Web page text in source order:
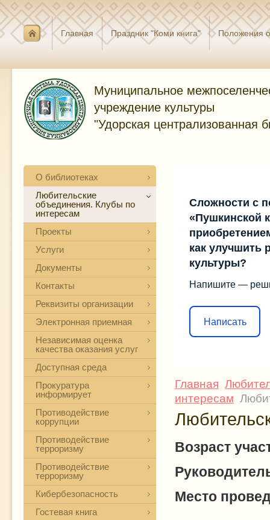
Главная Праздник "Коми книга" Положения
Муниципальное
учреждение культуры
"Удорская централизованная
О библиотеках
Любительские
объединения. Клубы по
интересам
Проекты
Услуги
Документы
Контакты
Реквизиты организации
Электронная приемная
Независимая оценка
качества оказания услуг
Доступная среда
Прокуратура
информирует
Противодействие
коррупции
Противодействие
терроризму
Противодействие
терроризму
Кибербезопасность
Гостевая книга
Сложности с
«Пушкинской
как улучшить
культуры?
Напишите —
Написать
Главная
интересам
Возраст
Место